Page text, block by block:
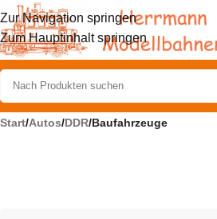
Zur Navigation springen
Zum Hauptinhalt springen
Start/Autos/DDR/Baufahrzeuge